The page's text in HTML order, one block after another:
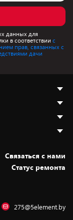
данных для
в соответствии с
прав, связанных с
дачи
Cвязаться с нами
Статус ремонта
275@5element.by